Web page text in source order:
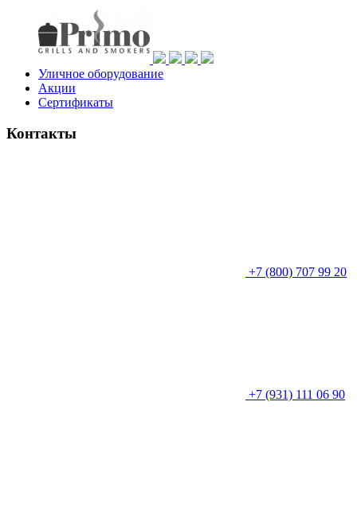
Уличное оборудование
Акции
Сертификаты
Контакты
+7 (800) 707 99 20
+7 (931) 111 06 90